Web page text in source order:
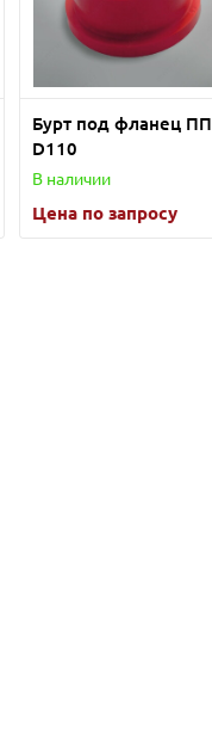
Бурт под фланец ПП
D110
В наличии
Цена по запросу